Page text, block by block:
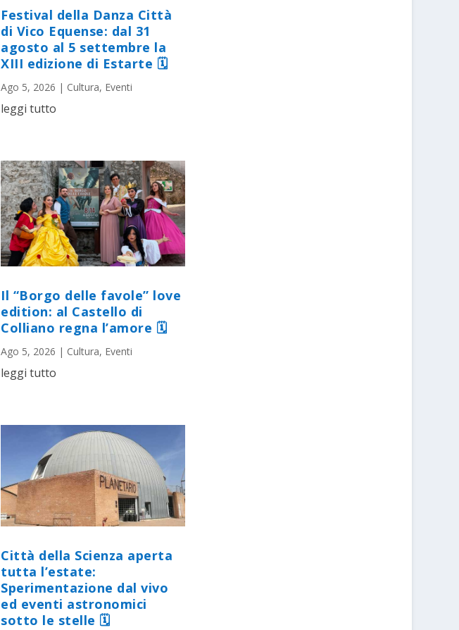
Festival della Danza Città
di Vico Equense: dal 31
agosto al 5 settembre la
XIII edizione di Estarte 🗓
Ago 5, 2026 | Cultura, Eventi
leggi tutto
Il “Borgo delle favole” love
edition: al Castello di
Colliano regna l’amore 🗓
Ago 5, 2026 | Cultura, Eventi
leggi tutto
Città della Scienza aperta
tutta l’estate:
Sperimentazione dal vivo
ed eventi astronomici
sotto le stelle 🗓